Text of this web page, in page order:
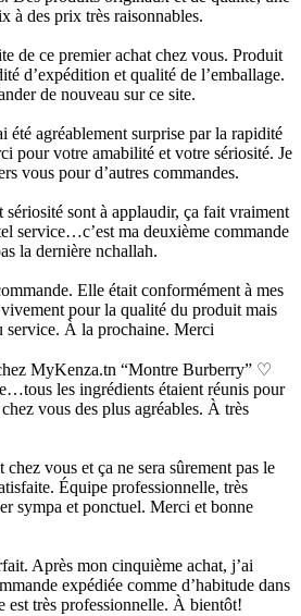
à des prix très raisonnables.
de ce premier achat chez vous. Produit
d’expédition et qualité de l’emballage.
de nouveau sur ce site.
été agréablement surprise par la rapidité
pour votre amabilité et votre sériosité. Je
vous pour d’autres commandes.
sériosité sont à applaudir, ça fait vraiment
service…c’est ma deuxième commande
la dernière nchallah.
Elle était conformément à mes
pour la qualité du produit mais
service. À la prochaine. Merci
MyKenza.tn “Montre Burberry” ♡
les ingrédients étaient réunis pour
vous des plus agréables. À très
vous et ça ne sera sûrement pas le
Équipe professionnelle, très
sympa et ponctuel. Merci et bonne
Après mon cinquième achat, j’ai
expédiée comme d’habitude dans
est très professionnelle. À bientôt!